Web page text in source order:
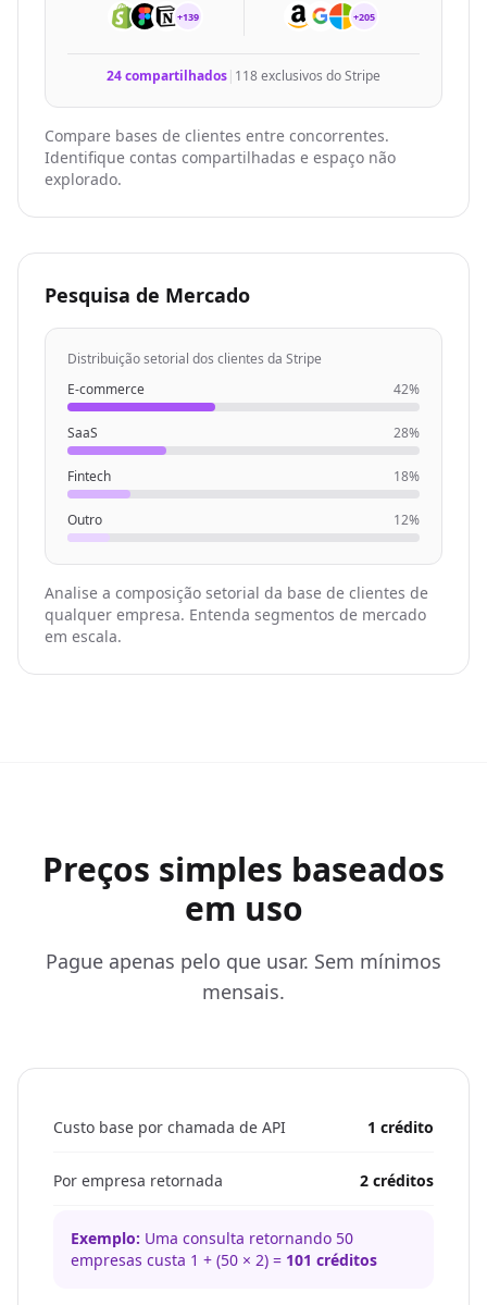
+139 +205
24 compartilhados| 118 exclusivos do Stripe
Compare bases de clientes entre concorrentes.
Identifique contas compartilhadas e espaço não
explorado.
Pesquisa de Mercado
Distribuição setorial dos clientes da Stripe
E-commerce
42%
SaaS 28%
Fintech 18%
Outro 12%
Analise a composição setorial da base de clientes de
qualquer empresa. Entenda segmentos de mercado
em escala.
Preços simples baseados
em uso
Pague apenas pelo que usar. Sem mínimos
mensais.
Custo base por chamada de API 1 crédito
Por empresa retornada 2 créditos
Exemplo: Uma consulta retornando 50
empresas custa 1 + (50 × 2) = 101 créditos